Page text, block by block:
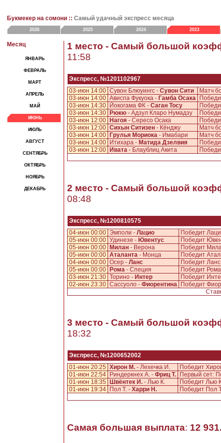
Букмекер на сомони :: Самый удачный экспресс месяца
2026 2025 2024 2023
Месяц
ЯНВАРЬ
ФЕВРАЛЬ
МАРТ
АПРЕЛЬ
МАЙ
ИЮНЬ
ИЮЛЬ
АВГУСТ
СЕНТЯБРЬ
ОКТЯБРЬ
НОЯБРЬ
ДЕКАБРЬ
1 место - Самый большой
11:58
Экспресс, №1201102967
03-июн 14:00 Сувон Блюуингс - Сувон Сити
Матч
03-июн 14:00 Ависпа Фукуока - Гамба Осака
03-июн 14:30
Йокогама ФК - Саган Тосу
03-июн 14:30
Рюкю - Адзул Кларо Нумадзу
03-июн 12:00
Нагоя - Сересо Осака
03-июн 12:00 Сихын Ситизен - Кёнджу
Матч
03-июн 14:00
Грулья Мориока - Имабари
Матч
03-июн 14:00
Итихара - Матида Дзелвия
03-июн 12:00
Ивата - Блаублиц Акита
2 место - Самый большой
08:48
Экспресс, №1200810575
04-июн 00:00 Эмполи - Лацио
Победит
05-июн 00:00 Удинезе - Ювентус
Победит
05-июн 00:00
Милан - Верона
Победит
05-июн 00:00 Аталанта - Монца
Победит
04-июн 00:00 Осер - Ланс
Победит
05-июн 00:00
Рома - Специя
Победит
03-июн 21:30 Торино - Интер
Победит
02-июн 23:30 Сассуоло - Фиорентина
Победит
3 место - Самый большой
18:32
Экспресс, №1200652002
01-июн 20:25 Хирон М. - Лехечка И.
Победит
01-июн 22:54
Риндеркнех А. - Фриц Т.
Первый сет:
01-июн 18:35
Швёнтек И. - Лью К.
Победит Лью
01-июн 19:34
Пол Т. - Харри Н. Победит Пол
Самая большая выплата: 12